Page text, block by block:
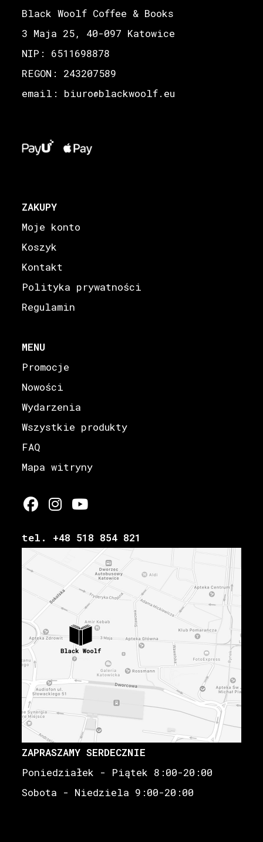
Black Woolf Coffee & Books
3 Maja 25, 40-097 Katowice
NIP: 6511698878
REGON: 243207589
email: biuro@blackwoolf.eu
ZAKUPY
Moje konto
Koszyk
Kontakt
Polityka prywatności
Regulamin
MENU
Promocje
Nowości
Wydarzenia
Wszystkie produkty
FAQ
Mapa witryny
tel. +48 518 854 821
ZAPRASZAMY SERDECZNIE
Poniedziałek - Piątek 8:00-20:00
Sobota - Niedziela 9:00-20:00